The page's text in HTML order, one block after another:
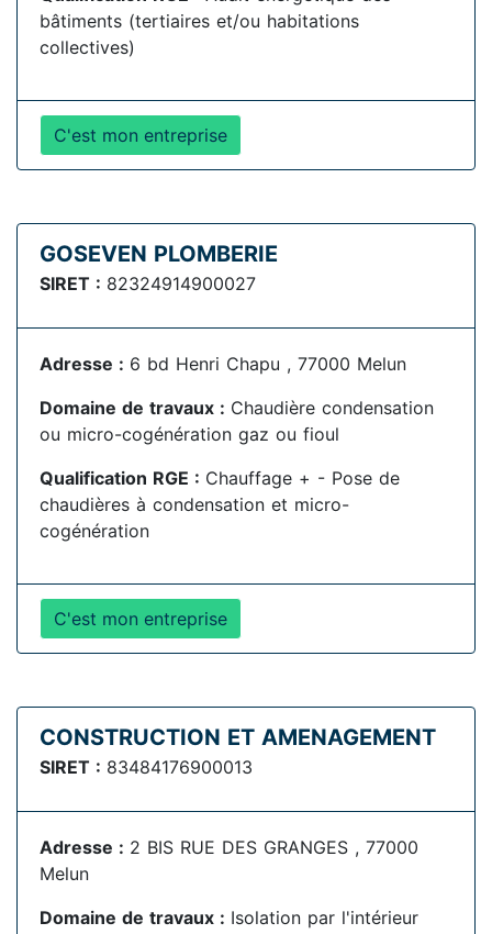
bâtiments (tertiaires et/ou habitations
collectives)
C'est mon entreprise
GOSEVEN PLOMBERIE
SIRET : 82324914900027
Adresse : 6 bd Henri Chapu , 77000 Melun
Domaine de travaux : Chaudière condensation
ou micro-cogénération gaz ou fioul
Qualification RGE : Chauffage + - Pose de
chaudières à condensation et micro-
cogénération
C'est mon entreprise
CONSTRUCTION ET AMENAGEMENT
SIRET : 83484176900013
Adresse : 2 BIS RUE DES GRANGES , 77000
Melun
Domaine de travaux : Isolation par l'intérieur